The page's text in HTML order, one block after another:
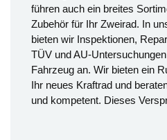
führen auch ein breites
Zubehör für Ihr Zweirad. In
bieten wir Inspektionen,
TÜV und AU-
Fahrzeug an. Wir bieten ein
Ihr neues Kraftrad und
und kompetent. Dieses